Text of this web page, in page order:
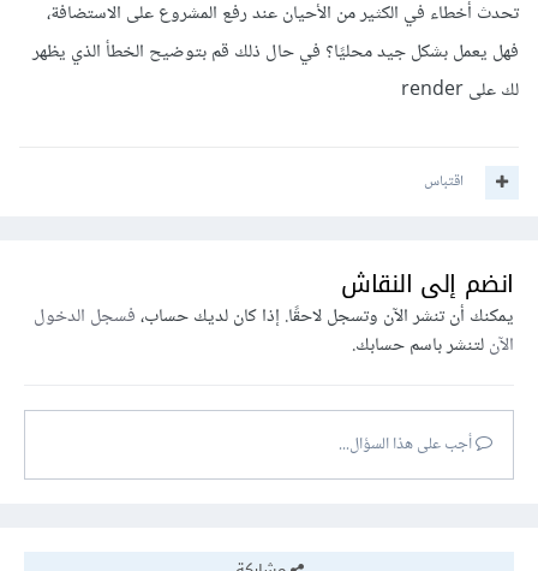
تحدث أخطاء في الكثير من الأحيان عند رفع المشروع على الاستضافة،
فهل يعمل بشكل جيد محليًا؟ في حال ذلك قم بتوضيح الخطأ الذي يظهر
لك على render
اقتباس
انضم إلى النقاش
يمكنك أن تنشر الآن وتسجل لاحقًا. إذا كان لديك حساب،فسجل الدخول
الآنلتنشر باسم حسابك.
أجب على هذا السؤال...